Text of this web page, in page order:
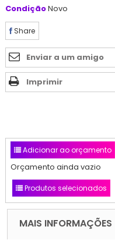
CondiçãoNovo
Share
Enviar a um amigo
Imprimir
Adicionar ao orçamento
Orçamento ainda vazio
Produtos selecionados
MAIS INFORMAÇÕES